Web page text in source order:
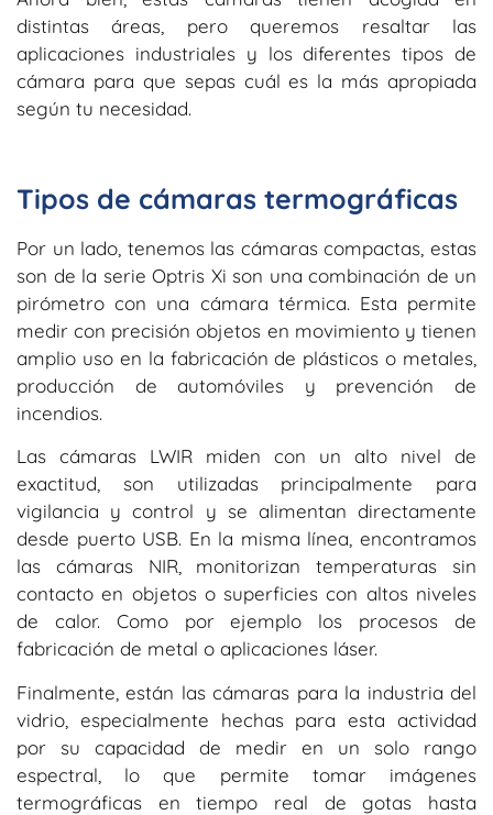
distintas áreas, pero queremos resaltar las
aplicaciones industriales y los diferentes tipos de
cámara para que sepas cuál es la más apropiada
según tu necesidad.
Tipos de cámaras termográficas
Por un lado, tenemos las cámaras compactas, estas
son de la serie Optris Xi son una combinación de un
pirómetro con una cámara térmica. Esta permite
medir con precisión objetos en movimiento y tienen
amplio uso en la fabricación de plásticos o metales,
producción de automóviles y prevención de
incendios.
Las cámaras LWIR miden con un alto nivel de
exactitud, son utilizadas principalmente para
vigilancia y control y se alimentan directamente
desde puerto USB. En la misma línea, encontramos
las cámaras NIR, monitorizan temperaturas sin
contacto en objetos o superficies con altos niveles
de calor. Como por ejemplo los procesos de
fabricación de metal o aplicaciones láser.
Finalmente, están las cámaras para la industria del
vidrio, especialmente hechas para esta actividad
por su capacidad de medir en un solo rango
espectral, lo que permite tomar imágenes
termográficas en tiempo real de gotas hasta